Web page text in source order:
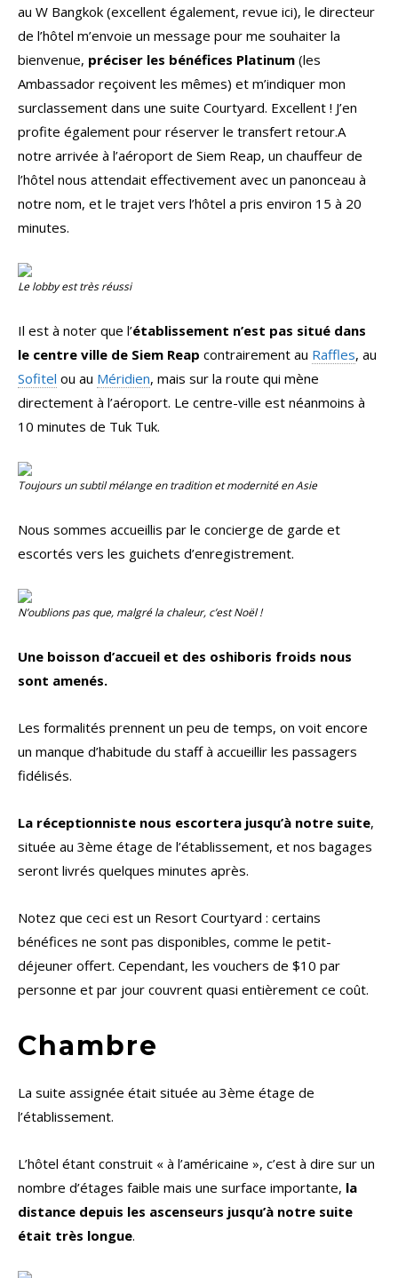
au W Bangkok (excellent également, revue ici), le directeur
de l’hôtel m’envoie un message pour me souhaiter la
bienvenue, préciser les bénéfices Platinum (les
Ambassador reçoivent les mêmes) et m’indiquer mon
surclassement dans une suite Courtyard. Excellent ! J’en
profite également pour réserver le transfert retour.A
notre arrivée à l’aéroport de Siem Reap, un chauffeur de
l’hôtel nous attendait effectivement avec un panonceau à
notre nom, et le trajet vers l’hôtel a pris environ 15 à 20
minutes.
Lelobbyest très réussi
Il est à noter que l’établissement n’est pas situé dans
le centre ville de Siem Reap contrairement au Raffles, au
Sofitel ou au Méridien, mais sur la route qui mène
directement à l’aéroport. Le centre-ville est néanmoins à
10 minutes de Tuk Tuk.
Toujours un subtil mélange en tradition et modernité en Asie
Nous sommes accueillis par le concierge de garde et
escortés vers les guichets d’enregistrement.
N’oublions pas que, malgré la chaleur, c’est Noël !
Une boisson d’accueil et des oshiboris froids nous
sont amenés.
Les formalités prennent un peu de temps, on voit encore
un manque d’habitude du staff à accueillir les passagers
fidélisés.
La réceptionniste nous escortera jusqu’à notre suite,
située au 3ème étage de l’établissement, et nos bagages
seront livrés quelques minutes après.
Notez que ceci est un Resort Courtyard : certains
bénéfices ne sont pas disponibles, comme le petit-
déjeuner offert. Cependant, les vouchers de $10 par
personne et par jour couvrent quasi entièrement ce coût.
Chambre
La suite assignée était située au 3ème étage de
l’établissement.
L’hôtel étant construit « à l’américaine », c’est à dire sur un
nombre d’étages faible mais une surface importante, la
distance depuis les ascenseurs jusqu’à notre suite
était très longue.